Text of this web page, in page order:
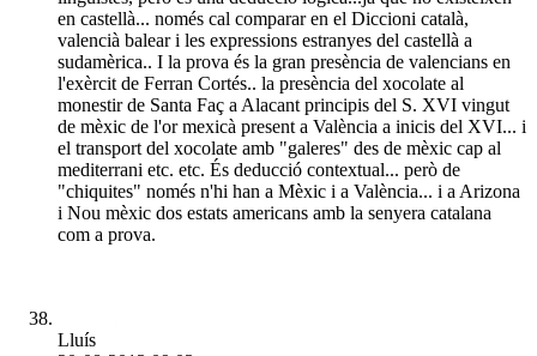
en castellà... només cal comparar en el Diccioni català,
valencià balear i les expressions estranyes del castellà a
sudamèrica.. I la prova és la gran presència de valencians en
l'exèrcit de Ferran Cortés.. la presència del xocolate al
monestir de Santa Faç a Alacant principis del S. XVI vingut
de mèxic de l'or mexicà present a València a inicis del XVI... i
el transport del xocolate amb "galeres" des de mèxic cap al
mediterrani etc. etc. És deducció contextual... però de
"chiquites" només n'hi han a Mèxic i a València... i a Arizona
i Nou mèxic dos estats americans amb la senyera catalana
com a prova.
Lluís